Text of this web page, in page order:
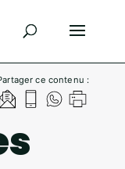
ce contenu :